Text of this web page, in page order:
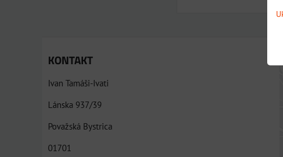
KONTAKT
Ivan Tamáši-Ivati
Lánska 937/39
Považská Bystrica
01701